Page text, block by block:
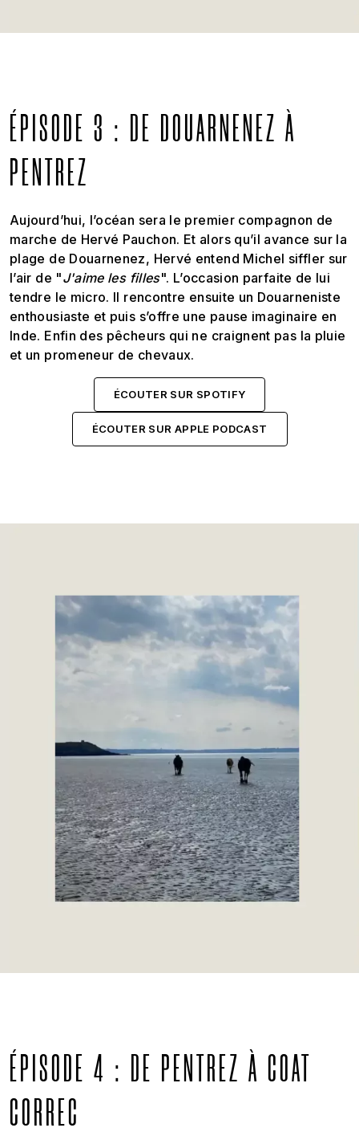
ÉPISODE 3 : DE DOUARNENEZ À
PENTREZ
Aujourd’hui, l’océan sera le premier compagnon de
marche de Hervé Pauchon. Et alors qu’il avance sur la
plage de Douarnenez, Hervé entend Michel siffler sur
l’air de "J'aime les filles". L’occasion parfaite de lui
tendre le micro. Il rencontre ensuite un Douarneniste
enthousiaste et puis s’offre une pause imaginaire en
Inde. Enfin des pêcheurs qui ne craignent pas la pluie
et un promeneur de chevaux.
ÉCOUTER SUR SPOTIFY
ÉCOUTER SUR APPLE PODCAST
ÉPISODE 4 : DE PENTREZ À COAT
CORREC